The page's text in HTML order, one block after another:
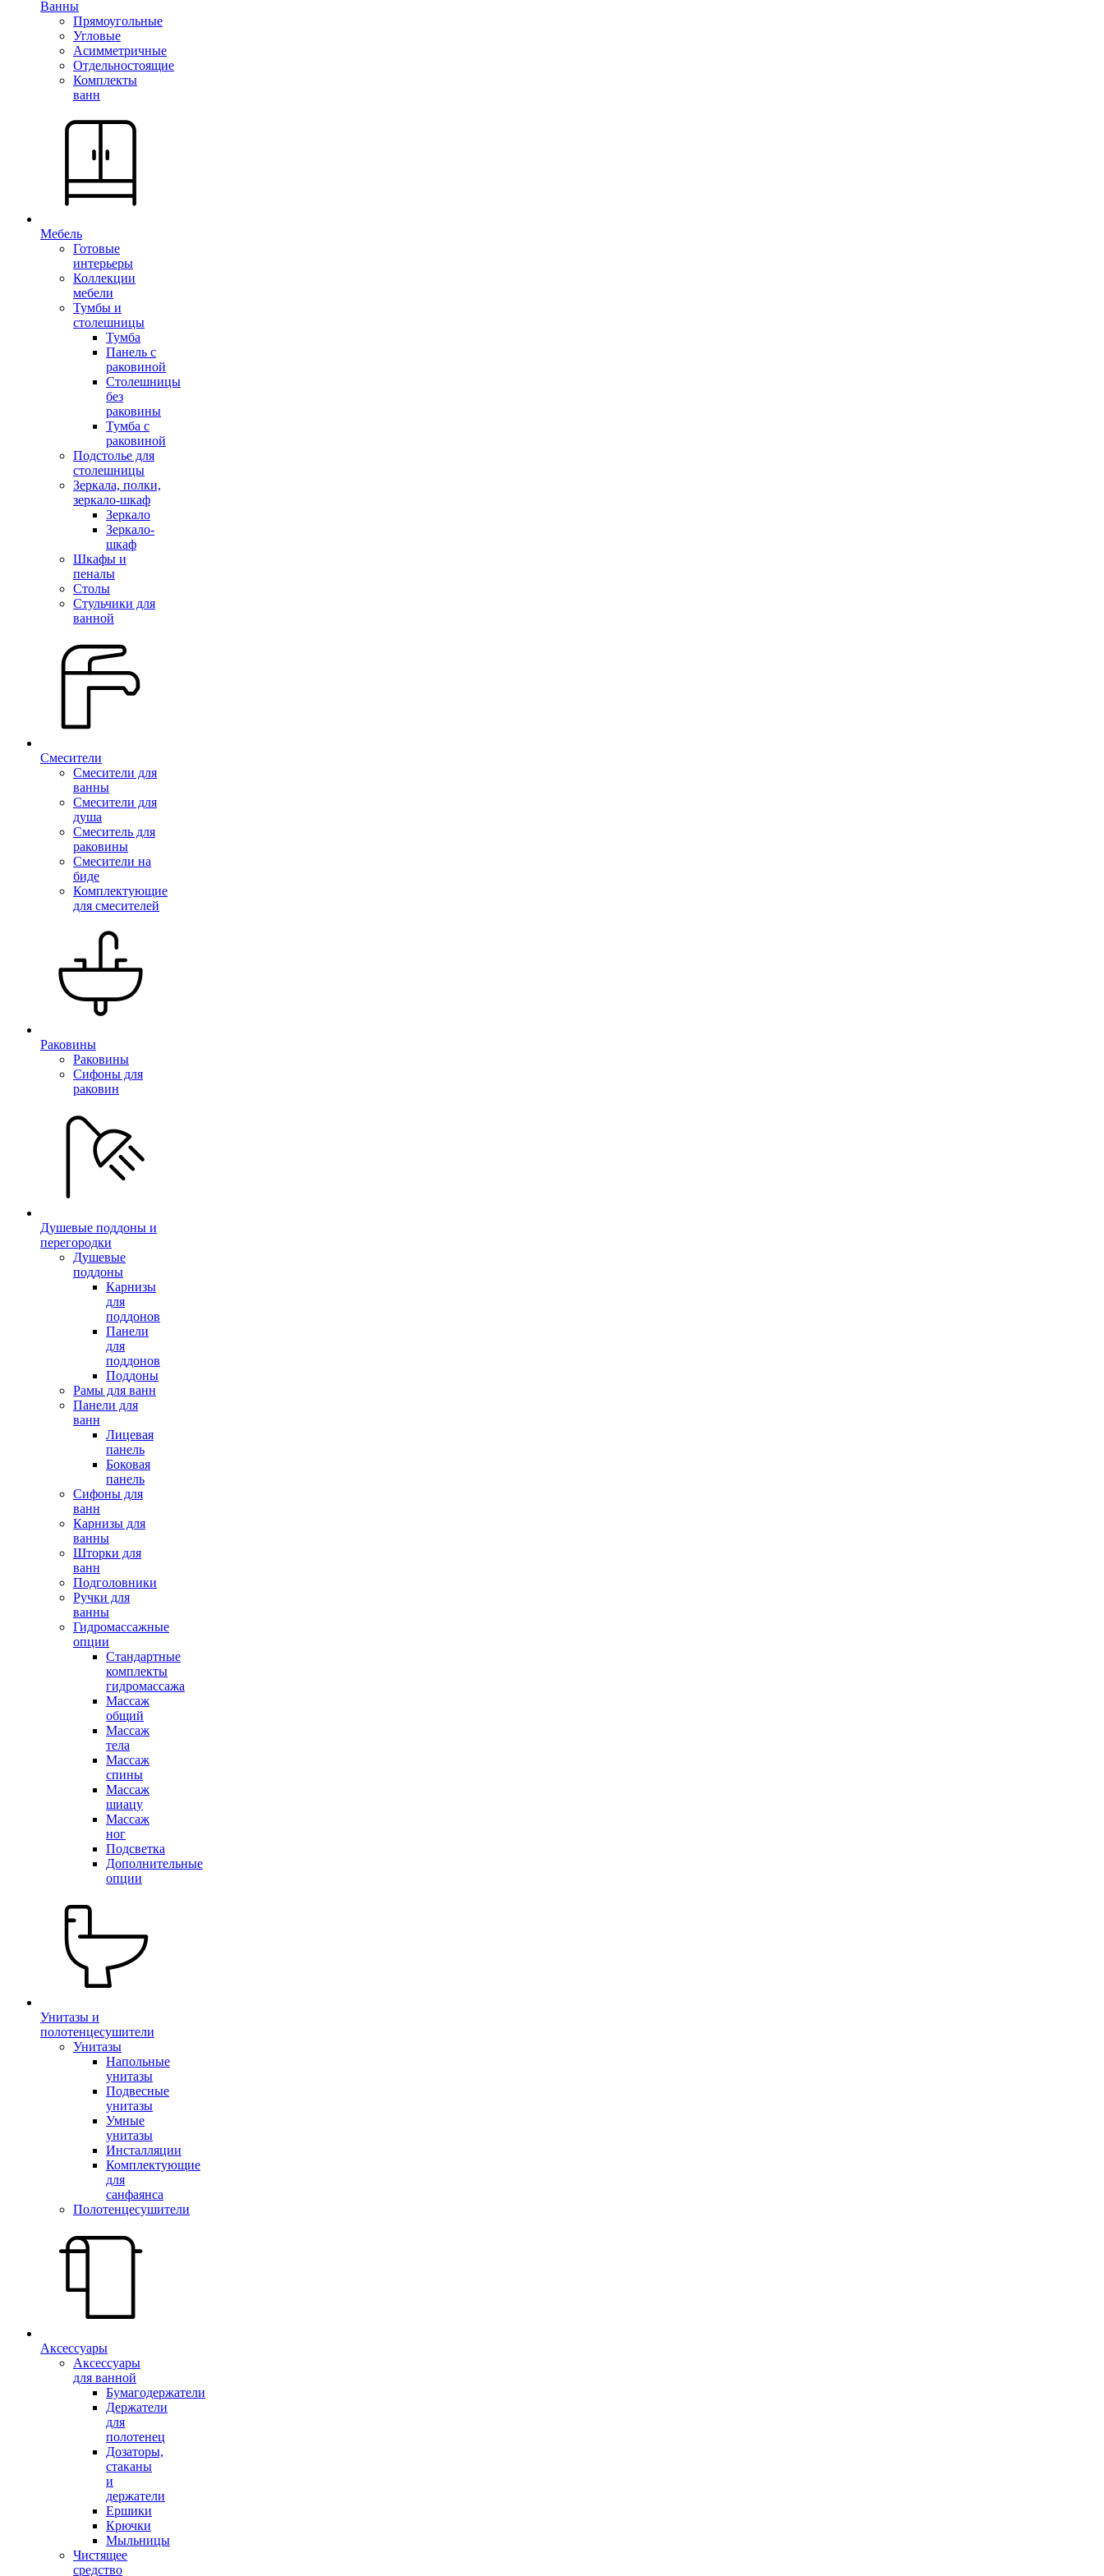
Ванны
Прямоугольные
Угловые
Асимметричные
Отдельностоящие
Комплекты
ванн
Мебель
Готовые
интерьеры
Коллекции
мебели
Тумбы и
столешницы
Тумба
Панель с
раковиной
Столешницы
без
раковины
Тумба с
раковиной
Подстолье для
столешницы
Зеркала, полки,
зеркало-шкаф
Зеркало
Зеркало-
шкаф
Шкафы и
пеналы
Столы
Стульчики для
ванной
Смесители
Смесители для
ванны
Смесители для
душа
Смеситель для
раковины
Смесители на
биде
Комплектующие
для смесителей
Раковины
Раковины
Сифоны для
раковин
Душевые поддоны и
перегородки
Душевые
поддоны
Карнизы
для
поддонов
Панели
для
поддонов
Поддоны
Рамы для ванн
Панели для
ванн
Лицевая
панель
Боковая
панель
Сифоны для
ванн
Карнизы для
ванны
Шторки для
ванн
Подголовники
Ручки для
ванны
Гидромассажные
опции
Стандартные
комплекты
гидромассажа
Массаж
общий
Массаж
тела
Массаж
спины
Массаж
шиацу
Массаж
ног
Подсветка
Дополнительные
опции
Унитазы и
полотенцесушители
Унитазы
Напольные
унитазы
Подвесные
унитазы
Умные
унитазы
Инсталляции
Комплектующие
для
санфаянса
Полотенцесушители
Аксессуары
Аксессуары
для ванной
Бумагодержатели
Держатели
для
полотенец
Дозаторы,
стаканы
и
держатели
Ершики
Крючки
Мыльницы
Чистящее
средство